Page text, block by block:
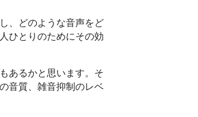
、どのような音声をど
ひとりのためにその効
あるかと思います。そ
音質、雑音抑制のレベ